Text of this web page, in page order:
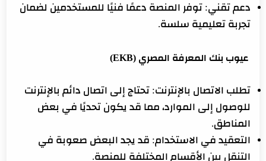
دعم تقني: توفر المنصة دعمًا فنيًا للمستخدمين لضمان
تجربة تعليمية سلسة.
عيوب بنك المعرفة المصري (EKB)
تطلب الاتصال بالإنترنت: تحتاج إلى اتصال دائم بالإنترنت
للوصول إلى الموارد، مما قد يكون تحديًا في بعض
المناطق.
التعقيد في الاستخدام: قد يجد البعض صعوبة في
التنقل بين الأقسام المختلفة للمنصة.